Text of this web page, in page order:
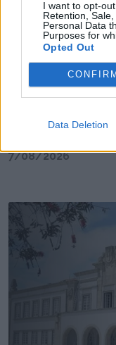
I want to opt-
Retention,
Personal Data
Purposes for
Opted Out
CONFIRM
Data Deletion
Jogo rende € 2,5
7/08/2026